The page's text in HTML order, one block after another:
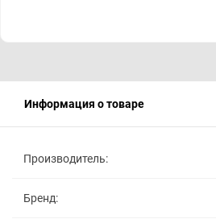
Информация о товаре
Производитель:
Бренд: